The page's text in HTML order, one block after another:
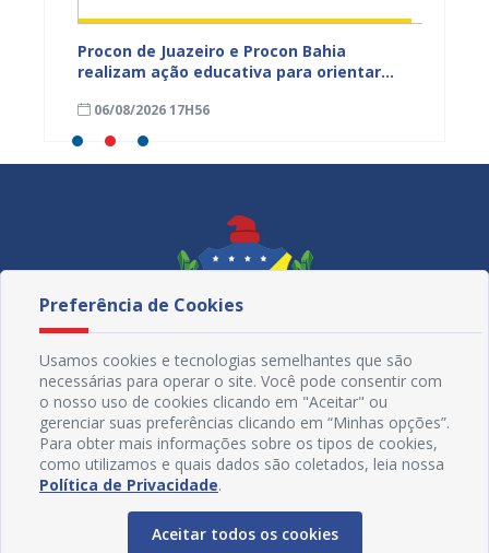
Procon de Juazeiro e Procon Bahia
realizam ação educativa para orientar
06/08/2026 17H56
Redes Sociais
Preferência de Cookies
Usamos cookies e tecnologias semelhantes que são
necessárias para operar o site. Você pode consentir com
o nosso uso de cookies clicando em "Aceitar" ou
gerenciar suas preferências clicando em “Minhas opções”.
Para obter mais informações sobre os tipos de cookies,
como utilizamos e quais dados são coletados, leia nossa
Política de Privacidade.
Aceitar todos os cookies